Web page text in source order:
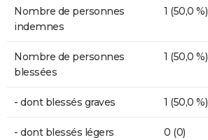
Nombre de personnes
indemnes
1 (50,0 %)
Nombre de personnes
blessées
1 (50,0 %)
- dont blessés graves 1 (50,0 %)
- dont blessés légers 0 (0)